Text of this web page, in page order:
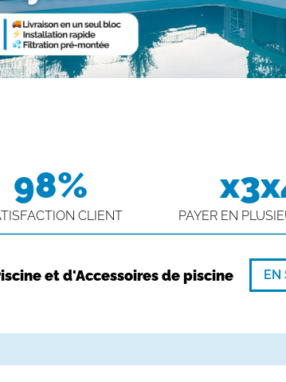
98%
CLIENT PAYER EN
et d'Accessoires de piscine EN